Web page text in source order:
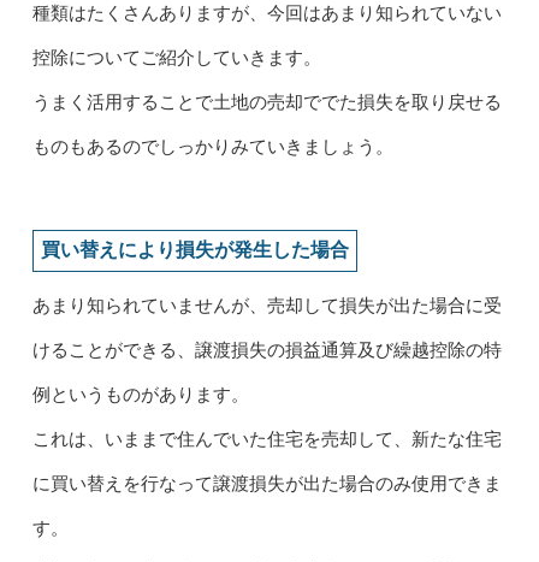
種類はたくさんありますが、今回はあまり知られていない
控除についてご紹介していきます。
うまく活用することで土地の売却ででた損失を取り戻せる
ものもあるのでしっかりみていきましょう。
買い替えにより損失が発生した場合
あまり知られていませんが、売却して損失が出た場合に受
けることができる、譲渡損失の損益通算及び繰越控除の特
例というものがあります。
これは、いままで住んでいた住宅を売却して、新たな住宅
に買い替えを行なって譲渡損失が出た場合のみ使用できま
す。